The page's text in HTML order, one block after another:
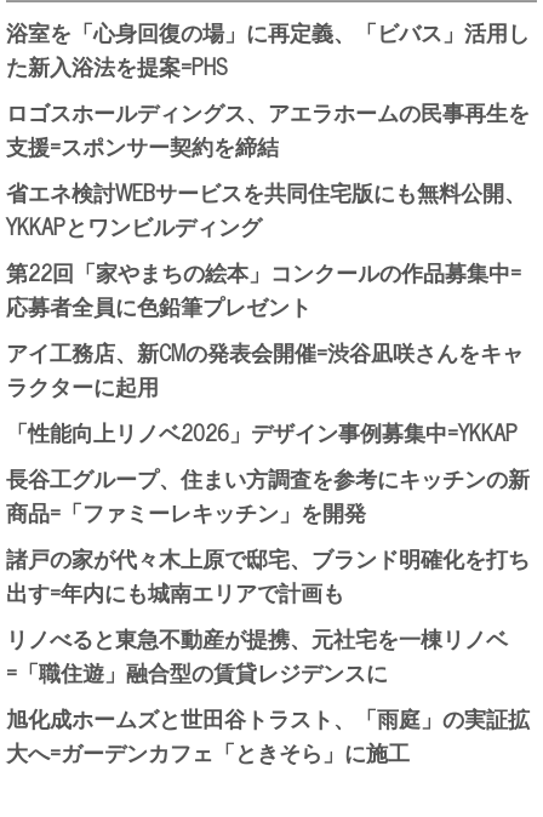
浴室を「心身回復の場」に再定義、「ビバス」活用し
た新入浴法を提案=PHS
ロゴスホールディングス、アエラホームの民事再生を
支援=スポンサー契約を締結
省エネ検討WEBサービスを共同住宅版にも無料公開、
YKKAPとワンビルディング
第22回「家やまちの絵本」コンクールの作品募集中=
応募者全員に色鉛筆プレゼント
アイ工務店、新CMの発表会開催=渋谷凪咲さんをキャ
ラクターに起用
「性能向上リノベ2026」デザイン事例募集中=YKKAP
長谷工グループ、住まい方調査を参考にキッチンの新
商品=「ファミーレキッチン」を開発
諸戸の家が代々木上原で邸宅、ブランド明確化を打ち
出す=年内にも城南エリアで計画も
リノべると東急不動産が提携、元社宅を一棟リノベ
=「職住遊」融合型の賃貸レジデンスに
旭化成ホームズと世田谷トラスト、「雨庭」の実証拡
大へ=ガーデンカフェ「ときそら」に施工